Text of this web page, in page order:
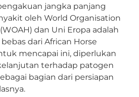
jangka panjang
oleh World Organisation
dan Uni Eropa adalah
dari African Horse
mencapai ini, diperlukan
terhadap patogen
bagian dari persiapan